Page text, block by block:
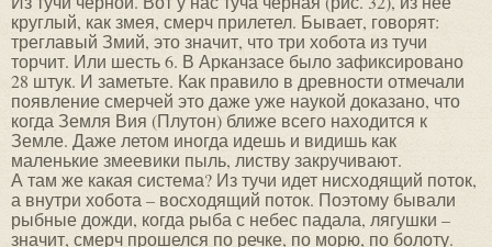
круглый, как змея, смерч прилетел. Бывает, говорят:
треглавый Змий, это значит, что три хобота из тучи
торчит. Или шесть 6. В Арканзасе было зафиксировано
28 штук. И заметьте. Как правило в древности отмечали
появление смерчей это даже уже наукой доказано, что
когда Земля Вия (Плутон) ближе всего находится к
Земле. Даже летом иногда идешь и видишь как
маленькие змеевики пыль, листву закручивают.
А там же какая система? Из тучи идет нисходящий поток,
а внутри хобота – восходящий поток. Поэтому бывали
рыбные дожди, когда рыба с небес падала, лягушки –
значит, смерч прошелся по речке, по морю, по болоту.